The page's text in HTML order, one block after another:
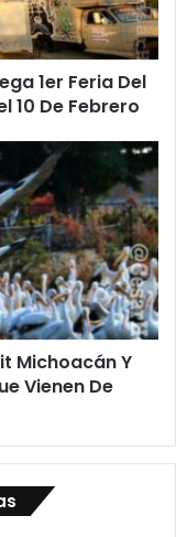
1er Feria Del
10 De Febrero
Michoacán Y
Vienen De